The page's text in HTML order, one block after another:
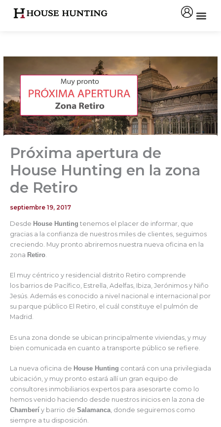
Próxima apertura de
House Hunting en la zona
de Retiro
septiembre 19, 2017
Desde House Hunting tenemos el placer de informar, que
gracias a la confianza de nuestros miles de clientes, seguimos
creciendo. Muy pronto abriremos nuestra nueva oficina en la
zona Retiro.
El muy céntrico y residencial distrito Retiro comprende
los barrios de Pacífico, Estrella, Adelfas, Ibiza, Jerónimos y Niño
Jesús. Además es conocido a nivel nacional e internacional por
su parque público El Retiro, el cuál constituye el pulmón de
Madrid.
Es una zona donde se ubican principalmente viviendas, y muy
bien comunicada en cuanto a transporte público se refiere.
La nueva oficina de House Hunting contará con una privilegiada
ubicación, y muy pronto estará allí un gran equipo de
consultores inmobiliarios expertos para asesorarte como lo
hemos venido haciendo desde nuestros inicios en la zona de
Chamberí y barrio de Salamanca, donde seguiremos como
siempre a tu disposición.